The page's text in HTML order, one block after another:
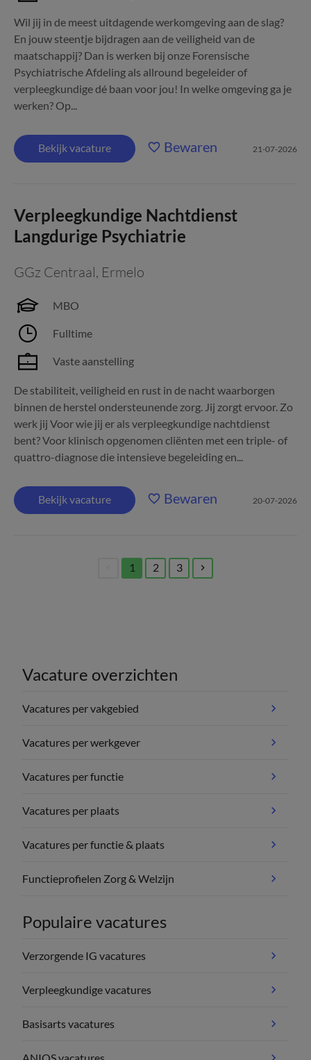
Wil jij in de meest uitdagende werkomgeving aan de slag?
En jouw steentje bijdragen aan de veiligheid van de
maatschappij? Dan is werken bij onze Forensische
Psychiatrische Afdeling als allround begeleider of
verpleegkundige dé baan voor jou! In welke omgeving ga je
werken? Op...
Bekijk vacature Bewaren 21-07-2026
Verpleegkundige Nachtdienst
Langdurige Psychiatrie
GGz Centraal, Ermelo
MBO
Fulltime
Vaste aanstelling
De stabiliteit, veiligheid en rust in de nacht waarborgen
binnen de herstel ondersteunende zorg. Jij zorgt ervoor. Zo
werk jij Voor wie jij er als verpleegkundige nachtdienst
bent? Voor klinisch opgenomen cliënten met een triple- of
quattro-diagnose die intensieve begeleiding en...
Bekijk vacature Bewaren 20-07-2026
1
(current)
2 3
Vacature overzichten
Vacatures per vakgebied
Vacatures per werkgever
Vacatures per functie
Vacatures per plaats
Vacatures per functie & plaats
Functieprofielen Zorg & Welzijn
Populaire vacatures
Verzorgende IG vacatures
Verpleegkundige vacatures
Basisarts vacatures